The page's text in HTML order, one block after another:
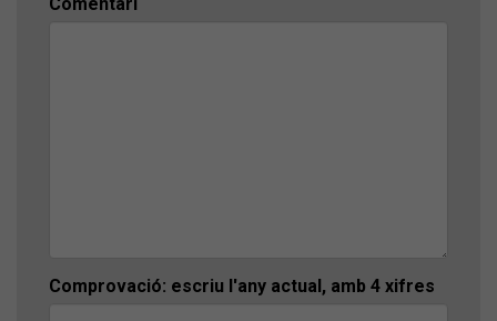
Comprovació: escriu l'any actual, amb 4 xifres